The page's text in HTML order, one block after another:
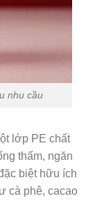
nhu cầu
lớp PE chất
thấm, ngăn
biệt hữu ích
cà phê, cacao